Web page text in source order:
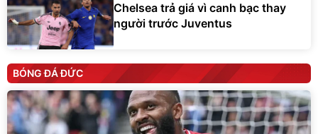
Chelsea trả giá vì canh bạc thay
người trước Juventus
BÓNG ĐÁ ĐỨC